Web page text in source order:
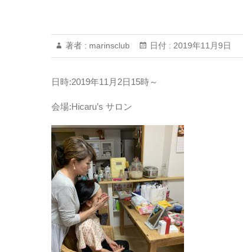
著者 : marinsclub 日付 : 2019年11月9日
日時:2019年11月2日15時～
会場:Hicaru’s サロン